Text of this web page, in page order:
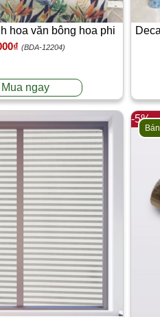
hoa văn bông hoa phi
90cm x 100cm
(BDA-12204)
Mua ngay
-5%